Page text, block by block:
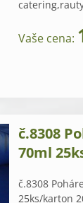
Vaše cena:
č.8308
70ml
č.8308
25ks/karton